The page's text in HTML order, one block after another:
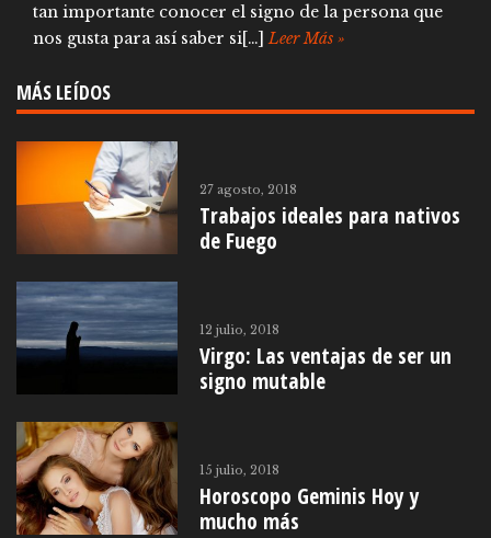
tan importante conocer el signo de la persona que
nos gusta para así saber si[…] Leer Más »
MÁS LEÍDOS
27 agosto, 2018
Trabajos ideales para nativos
de Fuego
12 julio, 2018
Virgo: Las ventajas de ser un
signo mutable
15 julio, 2018
Horoscopo Geminis Hoy y
mucho más